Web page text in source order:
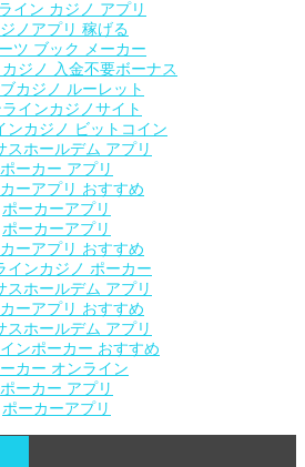
イン カジノ アプリ
ノアプリ 稼げる
ツ ブック メーカー
ジノ 入金不要ボーナス
カジノ ルーレット
インカジノサイト
ンカジノ ビットコイン
スホールデム アプリ
ポーカー アプリ
ーアプリ おすすめ
ポーカーアプリ
ポーカーアプリ
ーアプリ おすすめ
インカジノ ポーカー
スホールデム アプリ
ーアプリ おすすめ
スホールデム アプリ
ンポーカー おすすめ
カー オンライン
ポーカー アプリ
ポーカーアプリ